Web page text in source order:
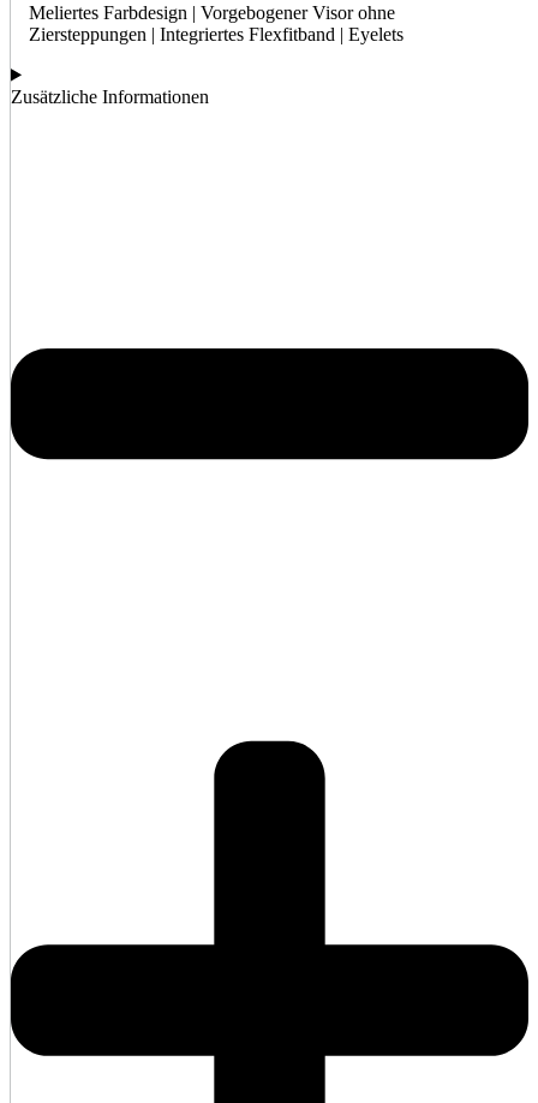
Meliertes Farbdesign | Vorgebogener Visor ohne
Ziersteppungen | Integriertes Flexfitband | Eyelets
Zusätzliche Informationen